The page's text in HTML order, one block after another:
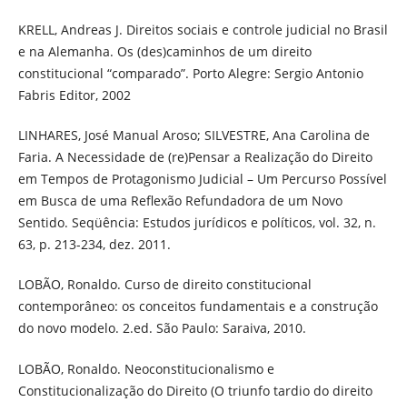
KRELL, Andreas J. Direitos sociais e controle judicial no Brasil
e na Alemanha. Os (des)caminhos de um direito
constitucional “comparado”. Porto Alegre: Sergio Antonio
Fabris Editor, 2002
LINHARES, José Manual Aroso; SILVESTRE, Ana Carolina de
Faria. A Necessidade de (re)Pensar a Realização do Direito
em Tempos de Protagonismo Judicial – Um Percurso Possível
em Busca de uma Reflexão Refundadora de um Novo
Sentido. Seqüência: Estudos jurídicos e políticos, vol. 32, n.
63, p. 213-234, dez. 2011.
LOBÃO, Ronaldo. Curso de direito constitucional
contemporâneo: os conceitos fundamentais e a construção
do novo modelo. 2.ed. São Paulo: Saraiva, 2010.
LOBÃO, Ronaldo. Neoconstitucionalismo e
Constitucionalização do Direito (O triunfo tardio do direito